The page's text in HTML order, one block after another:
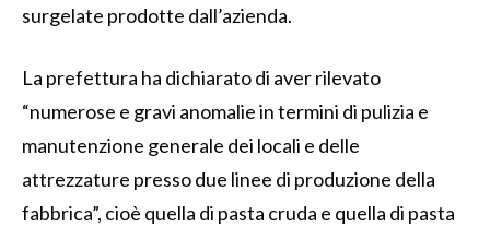
surgelate prodotte dall’azienda.
La prefettura ha dichiarato di aver rilevato
“numerose e gravi anomalie in termini di pulizia e
manutenzione generale dei locali e delle
attrezzature presso due linee di produzione della
fabbrica”, cioè quella di pasta cruda e quella di pasta